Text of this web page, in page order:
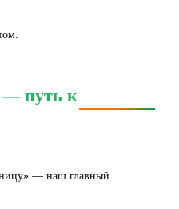
— путь к
— наш главный